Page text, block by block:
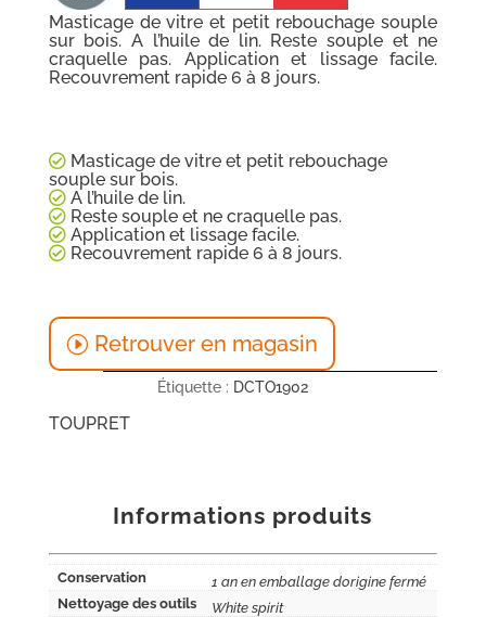
Masticage de vitre et petit rebouchage souple
sur bois. A l’huile de lin. Reste souple et ne
craquelle pas. Application et lissage facile.
Recouvrement rapide 6 à 8 jours.
Masticage de vitre et petit rebouchage
souple sur bois.
A l’huile de lin.
Reste souple et ne craquelle pas.
Application et lissage facile.
Recouvrement rapide 6 à 8 jours.
Retrouver en magasin
Étiquette : DCTO1902
TOUPRET
Informations produits
Conservation
1 an en emballage dorigine fermé
Nettoyage des outils
White spirit